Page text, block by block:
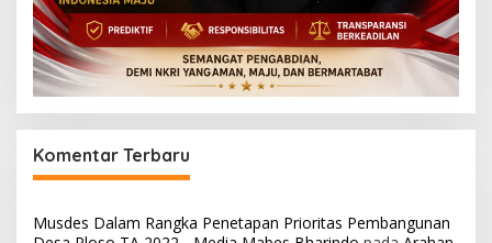
Komentar Terbaru
Musdes Dalam Rangka Penetapan Prioritas Pembangunan